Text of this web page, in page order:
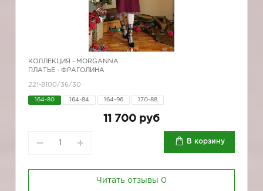
КОЛЛЕКЦИЯ - MORGANNA
ПЛАТЬЕ - ФРАГОЛИНА
221-8100/36/30
164-80 164-84 164-96 170-88
11 700 руб
В корзину
Читать отзывы 0